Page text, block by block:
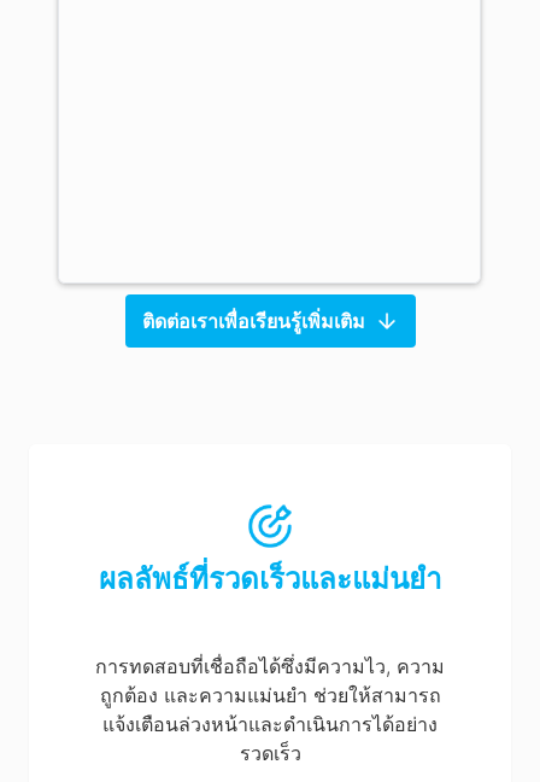
ติดต่อเราเพื่อเรียนรู้เพิ่มเติม
ผลลัพธ์ที่รวดเร็วและแม่นยำ
การทดสอบที่เชื่อถือได้ซึ่งมีความไว, ความ
ถูกต้อง และความแม่นยำ ช่วยให้สามารถ
แจ้งเตือนล่วงหน้าและดำเนินการได้อย่าง
รวดเร็ว